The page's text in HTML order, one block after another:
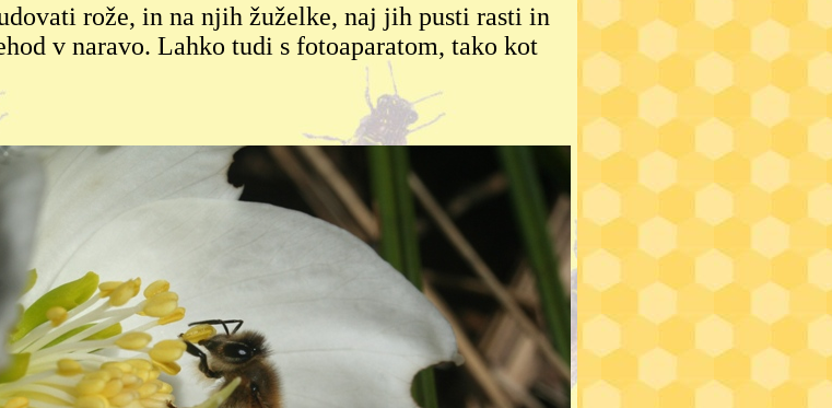
rože, in na njih žuželke, naj jih pusti rasti in
v naravo. Lahko tudi s fotoaparatom, tako kot